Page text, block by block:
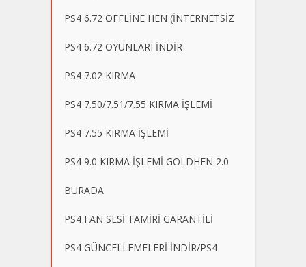
PS4 6.72 OFFLİNE HEN (İNTERNETSİZ
PS4 6.72 OYUNLARI İNDİR
PS4 7.02 KIRMA
PS4 7.50/7.51/7.55 KIRMA İŞLEMİ
PS4 7.55 KIRMA İŞLEMİ
PS4 9.0 KIRMA İŞLEMİ GOLDHEN 2.0
BURADA
PS4 FAN SESİ TAMİRİ GARANTİLİ
PS4 GÜNCELLEMELERİ İNDİR/PS4